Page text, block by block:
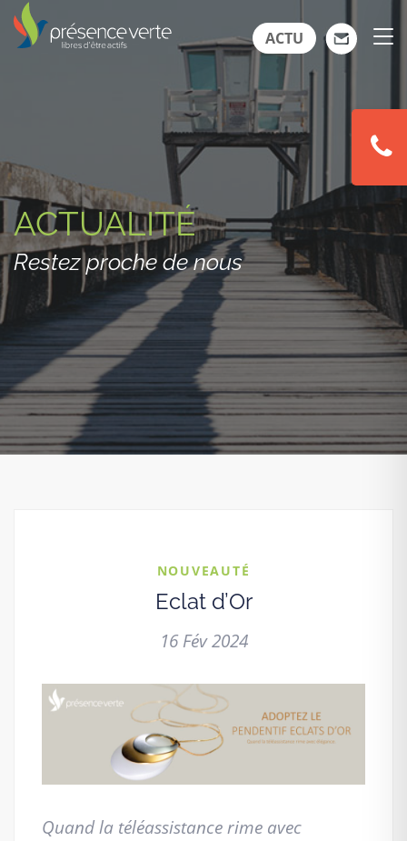
ACTU
ACTUALITÉ
Restez proche de nous
NOUVEAUTÉ
Eclat d’Or
16 Fév 2024
Quand la téléassistance rime avec